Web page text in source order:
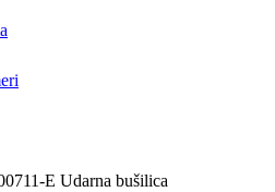
E Udarna bušilica